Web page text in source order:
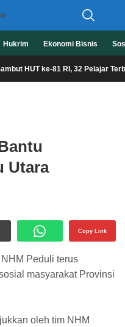
Hukrim Ekonomi Bisnis
HUT ke-81 RI, 32 Pelajar
Utara
Copy Link
Peduli terus
masyarakat Provinsi
oleh tim NHM